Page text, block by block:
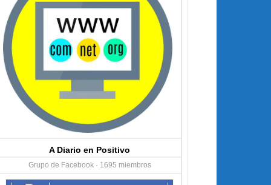
A Diario en Positivo
Grupo de Facebook · 1695 miembros